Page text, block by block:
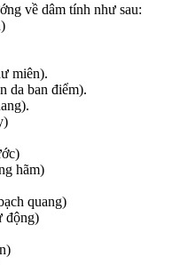
về dâm tính như sau:
miên).
da ban điểm).
hãm)
quang)
động)